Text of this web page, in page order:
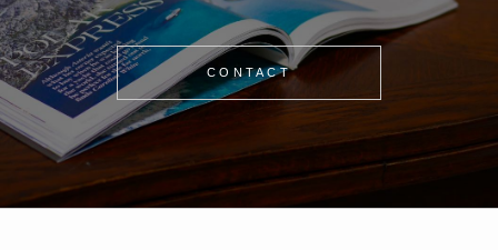
CONTACT